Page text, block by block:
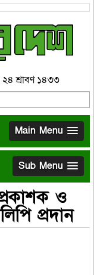
শ্রাবণ ১৪৩৩
Main Menu
Sub Menu
ও
প্রদান